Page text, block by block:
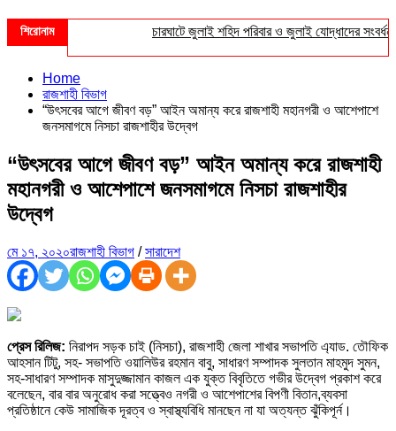
শিরোনাম চারঘাটে জুলাই শহিদ পরিবার ও জুলাই যোদ্ধাদের সংবর্ধনা
Home
রাজশাহী বিভাগ
“উৎসবের আগে জীবণ বড়” আইন অমান্য করে রাজশাহী মহানগরী ও আশেপাশে
জনসমাগমে নিসচা রাজশাহীর উদ্বেগ
“উৎসবের আগে জীবণ বড়” আইন অমান্য করে রাজশাহী
মহানগরী ও আশেপাশে জনসমাগমে নিসচা রাজশাহীর
উদ্বেগ
মে ১৭, ২০২০রাজশাহী বিভাগ /সারাদেশ
প্রেস রিলিজ: নিরাপদ সড়ক চাই (নিসচা), রাজশাহী জেলা শাখার সভাপতি এ্যাড. তৌফিক
আহসান টিটু, সহ- সভাপতি ওয়ালিউর রহমান বাবু, সাধারণ সম্পাদক সুলতান মাহমুদ সুমন,
সহ-সাধারণ সম্পাদক মাসুদুজ্জামান কাজল এক যুক্ত বিবৃতিতে গভীর উদ্বেগ প্রকাশ করে
বলেছেন, বার বার অনুরোধ করা সত্ত্বেও নগরী ও আশেপাশের বিপণী বিতান,ব্যবসা
প্রতিষ্ঠানে কেউ সামাজিক দূরত্ব ও স্বাস্থ্যবিধি মানছেন না যা অত্যন্ত ঝুঁকিপূর্ন।